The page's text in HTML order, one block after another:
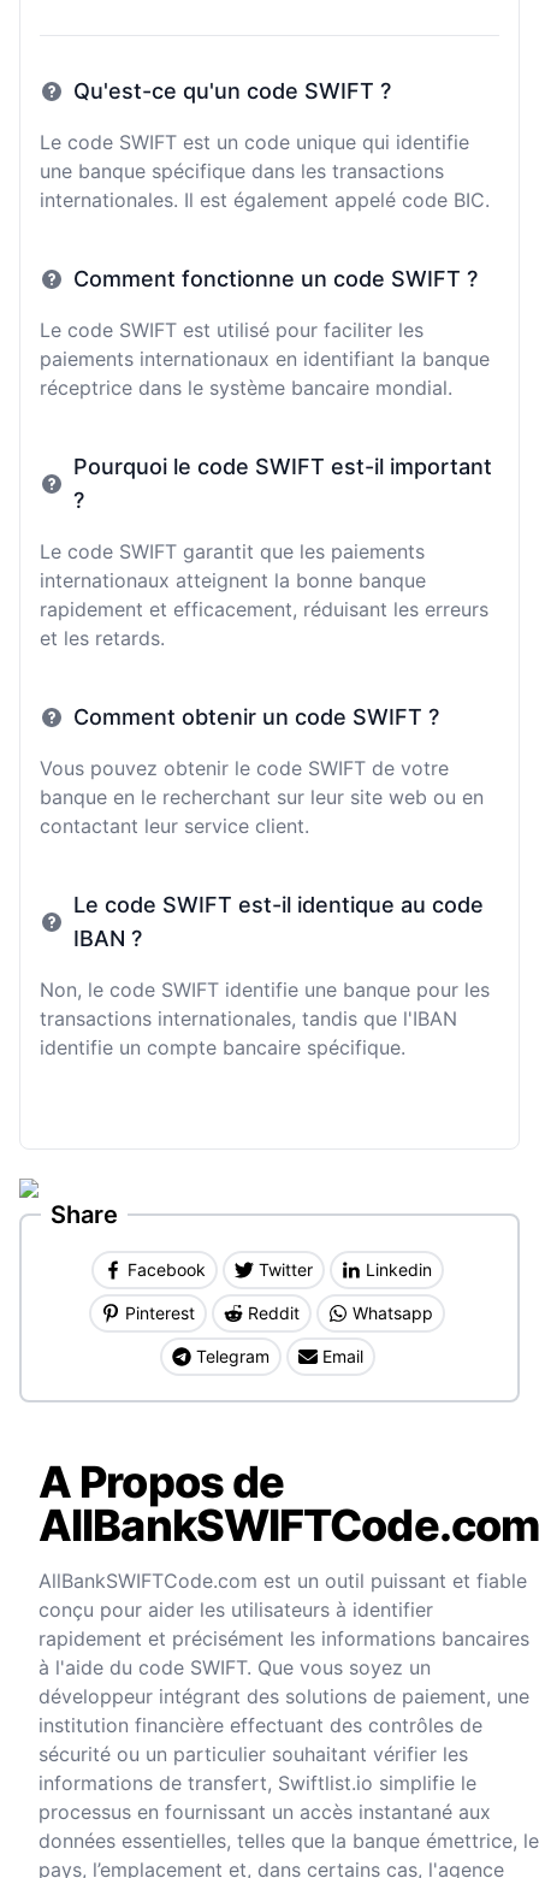
Qu'est-ce qu'un code SWIFT ?
Le code SWIFT est un code unique qui identifie
une banque spécifique dans les transactions
internationales. Il est également appelé code BIC.
Comment fonctionne un code SWIFT ?
Le code SWIFT est utilisé pour faciliter les
paiements internationaux en identifiant la banque
réceptrice dans le système bancaire mondial.
Pourquoi le code SWIFT est-il important
?
Le code SWIFT garantit que les paiements
internationaux atteignent la bonne banque
rapidement et efficacement, réduisant les erreurs
et les retards.
Comment obtenir un code SWIFT ?
Vous pouvez obtenir le code SWIFT de votre
banque en le recherchant sur leur site web ou en
contactant leur service client.
Le code SWIFT est-il identique au code
IBAN ?
Non, le code SWIFT identifie une banque pour les
transactions internationales, tandis que l'IBAN
identifie un compte bancaire spécifique.
Share
Facebook Twitter Linkedin
Pinterest Reddit Whatsapp
Telegram Email
A Propos de
AllBankSWIFTCode.com
AllBankSWIFTCode.com est un outil puissant et fiable
conçu pour aider les utilisateurs à identifier
rapidement et précisément les informations bancaires
à l'aide du code SWIFT. Que vous soyez un
développeur intégrant des solutions de paiement, une
institution financière effectuant des contrôles de
sécurité ou un particulier souhaitant vérifier les
informations de transfert, Swiftlist.io simplifie le
processus en fournissant un accès instantané aux
données essentielles, telles que la banque émettrice, le
pays, l’emplacement et, dans certains cas, l'agence